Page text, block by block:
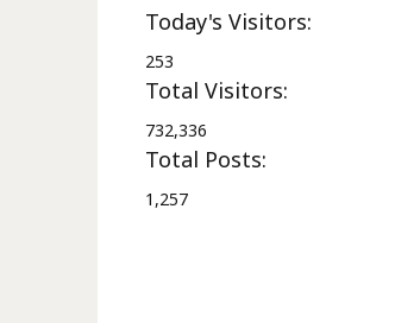
Today's Visitors:
253
Total Visitors:
732,336
Total Posts:
1,257